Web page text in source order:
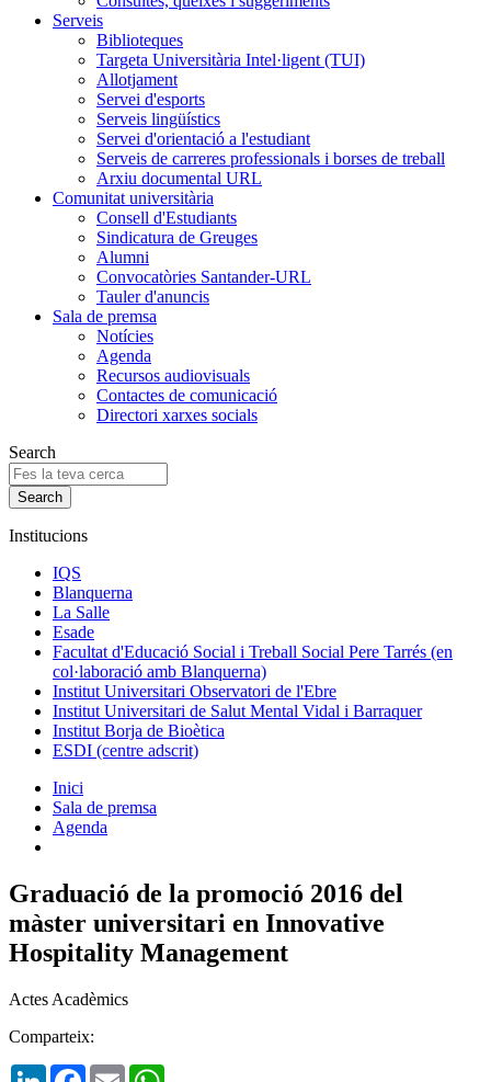
Serveis
Biblioteques
Targeta Universitària Intel·ligent (TUI)
Allotjament
Servei d'esports
Serveis lingüístics
Servei d'orientació a l'estudiant
Serveis de carreres professionals i borses de treball
Arxiu documental URL
Comunitat universitària
Consell d'Estudiants
Sindicatura de Greuges
Alumni
Convocatòries Santander-URL
Tauler d'anuncis
Sala de premsa
Notícies
Agenda
Recursos audiovisuals
Contactes de comunicació
Directori xarxes socials
Search
Institucions
IQS
Blanquerna
La Salle
Esade
Facultat d'Educació Social i Treball Social Pere Tarrés (en
col·laboració amb Blanquerna)
Institut Universitari Observatori de l'Ebre
Institut Universitari de Salut Mental Vidal i Barraquer
Institut Borja de Bioètica
ESDI (centre adscrit)
Inici
Sala de premsa
Agenda
Graduació de la promoció 2016 del
màster universitari en Innovative
Hospitality Management
Actes Acadèmics
Comparteix:
LinkedInFacebook
Email